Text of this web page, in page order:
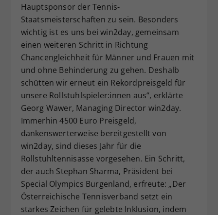
Hauptsponsor der Tennis-
Staatsmeisterschaften zu sein. Besonders
wichtig ist es uns bei win2day, gemeinsam
einen weiteren Schritt in Richtung
Chancengleichheit für Männer und Frauen mit
und ohne Behinderung zu gehen. Deshalb
schütten wir erneut ein Rekordpreisgeld für
unsere Rollstuhlspieler:innen aus“, erklärte
Georg Wawer, Managing Director win2day.
Immerhin 4500 Euro Preisgeld,
dankenswerterweise bereitgestellt von
win2day, sind dieses Jahr für die
Rollstuhltennisasse vorgesehen. Ein Schritt,
der auch Stephan Sharma, Präsident bei
Special Olympics Burgenland, erfreute: „Der
Österreichische Tennisverband setzt ein
starkes Zeichen für gelebte Inklusion, indem